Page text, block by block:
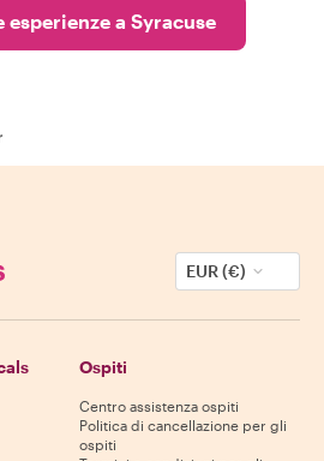
esperienze a Syracuse
EUR (€)
Ospiti
Centro assistenza ospiti
Politica di cancellazione per gli
ospiti